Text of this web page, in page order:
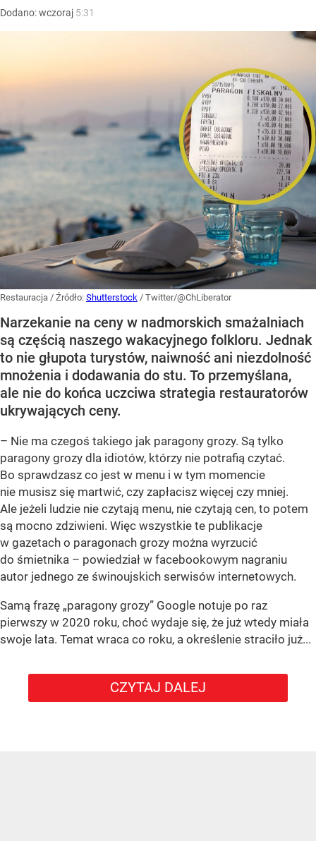
Dodano:wczoraj 5:31
Restauracja / Źródło: Shutterstock / Twitter/@ChLiberator
Narzekanie na ceny w nadmorskich smażalniach
są częścią naszego wakacyjnego folkloru. Jednak
to nie głupota turystów, naiwność ani niezdolność
mnożenia i dodawania do stu. To przemyślana,
ale nie do końca uczciwa strategia restauratorów
ukrywających ceny.
– Nie ma czegoś takiego jak paragony grozy. Są tylko
paragony grozy dla idiotów, którzy nie potrafią czytać.
Bo sprawdzasz co jest w menu i w tym momencie
nie musisz się martwić, czy zapłacisz więcej czy mniej.
Ale jeżeli ludzie nie czytają menu, nie czytają cen, to potem
są mocno zdziwieni. Więc wszystkie te publikacje
w gazetach o paragonach grozy można wyrzucić
do śmietnika – powiedział w facebookowym nagraniu
autor jednego ze świnoujskich serwisów internetowych.
Samą frazę „paragony grozy” Google notuje po raz
pierwszy w 2020 roku, choć wydaje się, że już wtedy miała
swoje lata. Temat wraca co roku, a określenie straciło już...
CZYTAJ DALEJ